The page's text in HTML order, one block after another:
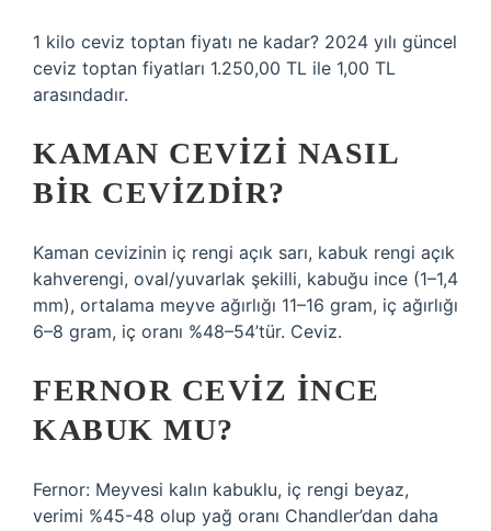
1 kilo ceviz toptan fiyatı ne kadar? 2024 yılı güncel
ceviz toptan fiyatları 1.250,00 TL ile 1,00 TL
arasındadır.
KAMAN CEVIZI NASIL
BIR CEVIZDIR?
Kaman cevizinin iç rengi açık sarı, kabuk rengi açık
kahverengi, oval/yuvarlak şekilli, kabuğu ince (1–1,4
mm), ortalama meyve ağırlığı 11–16 gram, iç ağırlığı
6–8 gram, iç oranı %48–54’tür. Ceviz.
FERNOR CEVIZ INCE
KABUK MU?
Fernor: Meyvesi kalın kabuklu, iç rengi beyaz,
verimi %45-48 olup yağ oranı Chandler’dan daha